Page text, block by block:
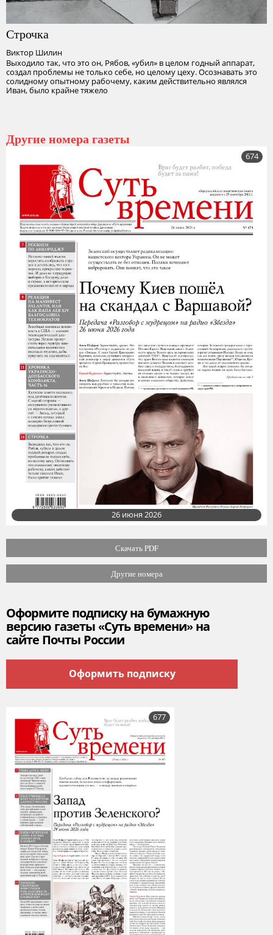
Строчка
Виктор Шилин
Выходило так, что это он, Рябов, «убил» в целом годный аппарат,
создал проблемы не только себе, но целому цеху. Осознавать это
солидному опытному рабочему, каким действительно являлся
Иван, было крайне тяжело
Другие номера газеты
674
26 июня 2026
Скачать PDF
Другие номера
Оформите подписку на бумажную
версию газеты «Суть времени» на
сайте Почты России
Оформить подписку
677